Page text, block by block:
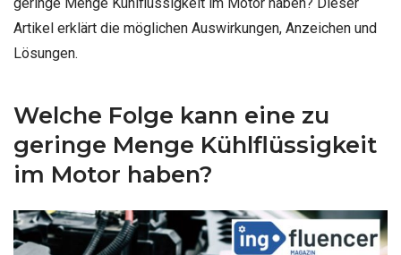
Artikel erklärt die möglichen Auswirkungen, Anzeichen und
Lösungen.
Welche Folge kann eine zu
geringe Menge Kühlflüssigkeit
im Motor haben?